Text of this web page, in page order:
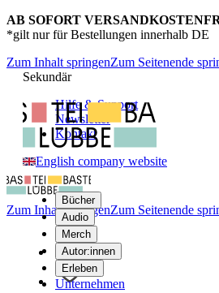
AB SOFORT
*gilt nur für Bestellungen innerhalb DE
Zum Inhalt springenZum Seitenende
Sekundär
Hilfe & Support
Newsletter
Kontakt
English company website
Bücher
Audio
Merch
Autor:innen
Erleben
Unternehmen
Zum Inhalt springenZum Seitenende